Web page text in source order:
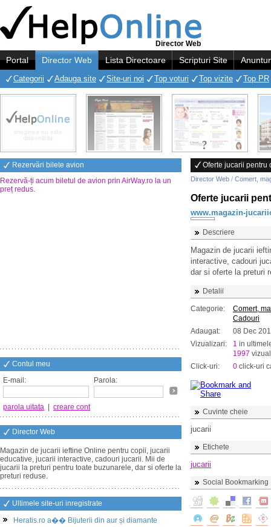
Director Web
Portal Director Web Lista Directoare Scripturi Site
Categorii Adauga site Site-uri noi Top voturi Top vizite Top PR
Rezervări bilete avion
Rezervă-ți acum biletul de avion prin AirWay.ro la un
preț redus.
Contul meu
E-mail:
Parola:
parola uitata creare cont
Director Web
Magazin de jucarii ieftine Online pentru copii, jucarii
educative, jucarii interactive, cadouri jucarii. Mii de
jucarii la preturi pentru toate buzunarele, dar si oferte la
preturi reduse.
Ultimele site-uri inregistrate
Heratis.ro a�� Bijuterii din aur și diamante
Oferte jucarii pentru
Director Web / Comert,
Oferte jucarii
www.magazin-
Descriere
Magazin de jucarii
interactive, cadouri
dar si oferte la preturi
Detalii
Categorie:
Comert,
Cadouri
Adaugat:
08 Dec
Vizualizari:
1 in
1997
Click-uri:
0 click-uri
Cuvinte cheie
jucarii
Etichete
jucarii
Social Bookmarking